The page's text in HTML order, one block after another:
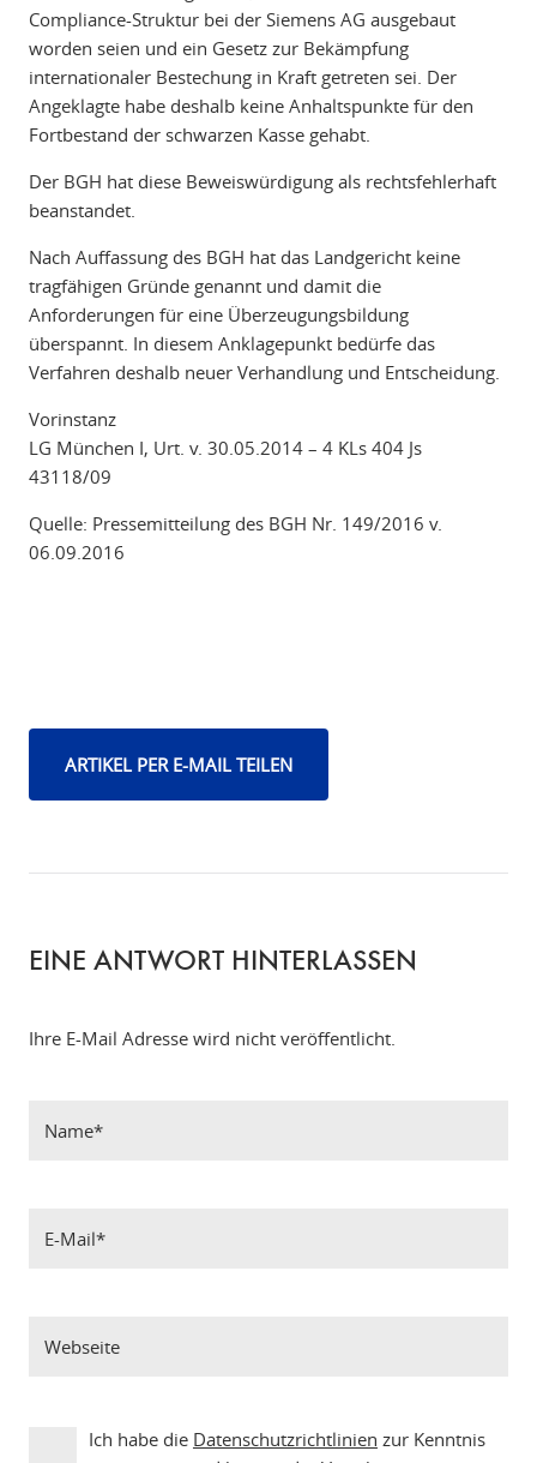
Compliance-Struktur bei der Siemens AG ausgebaut
worden seien und ein Gesetz zur Bekämpfung
internationaler Bestechung in Kraft getreten sei. Der
Angeklagte habe deshalb keine Anhaltspunkte für den
Fortbestand der schwarzen Kasse gehabt.
Der BGH hat diese Beweiswürdigung als rechtsfehlerhaft
beanstandet.
Nach Auffassung des BGH hat das Landgericht keine
tragfähigen Gründe genannt und damit die
Anforderungen für eine Überzeugungsbildung
überspannt. In diesem Anklagepunkt bedürfe das
Verfahren deshalb neuer Verhandlung und Entscheidung.
Vorinstanz
LG München I, Urt. v. 30.05.2014 – 4 KLs 404 Js
43118/09
Quelle: Pressemitteilung des BGH Nr. 149/2016 v.
06.09.2016
ARTIKEL PER E-MAIL TEILEN
EINE ANTWORT HINTERLASSEN
Ihre E-Mail Adresse wird nicht veröffentlicht.
Ich habe die Datenschutzrichtlinien zur Kenntnis